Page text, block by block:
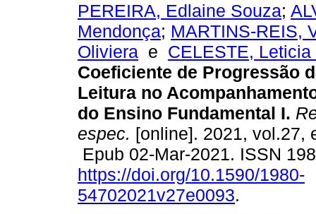
PEREIRA, Edlaine Souza;
Mendonça; MARTINS-REIS,
Oliviera e CELESTE, Leticia
Coeficiente de Progressão
Leitura no
do Ensino Fundamental I.
espec. [online]. 2021, vol.27,
Epub 02-Mar-2021. ISSN
https://doi.org/10.1590/1980-
54702021v27e0093.